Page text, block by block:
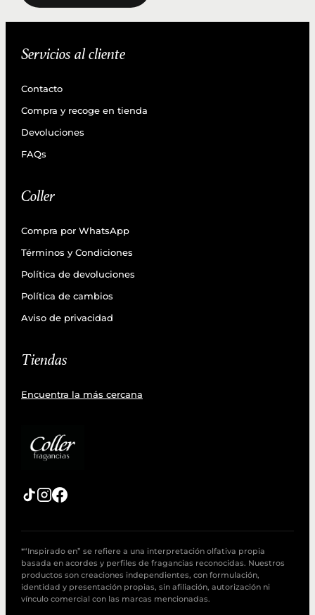
Servicios al cliente
Contacto
Compra y recoge en tienda
Devoluciones
FAQs
Coller
Compra por WhatsApp
Términos y Condiciones
Política de devoluciones
Política de cambios
Aviso de privacidad
Tiendas
Encuentra la más cercana
*“Inspirado en” se refiere a una interpretación olfativa propia
basada en acordes y perfiles de fragancias reconocidas. Nuestros
productos son creaciones independientes, con formulación,
identidad y presentación propias, sin afiliación, autorización ni
vínculo comercial con las marcas mencionadas.